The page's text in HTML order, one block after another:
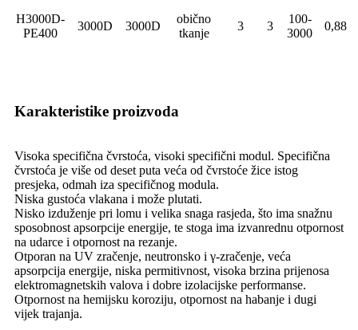
H3000D-
PE400
3000D 3000D
obično
tkanje
3 3
100-
3000
0,88
Karakteristike proizvoda
Visoka specifična čvrstoća, visoki specifični modul. Specifična
čvrstoća je više od deset puta veća od čvrstoće žice istog
presjeka, odmah iza specifičnog modula.
Niska gustoća vlakana i može plutati.
Nisko izduženje pri lomu i velika snaga rasjeda, što ima snažnu
sposobnost apsorpcije energije, te stoga ima izvanrednu otpornost
na udarce i otpornost na rezanje.
Otporan na UV zračenje, neutronsko i γ-zračenje, veća
apsorpcija energije, niska permitivnost, visoka brzina prijenosa
elektromagnetskih valova i dobre izolacijske performanse.
Otpornost na hemijsku koroziju, otpornost na habanje i dugi
vijek trajanja.